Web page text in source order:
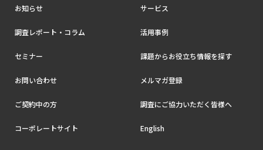
お知らせ サービス
調査レポート・コラム 活用事例
セミナー 課題からお役立ち情報を探す
お問い合わせ メルマガ登録
ご契約中の方 調査にご協力いただく皆様へ
コーポレートサイト English